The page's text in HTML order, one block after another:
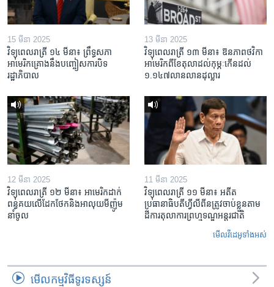
15 មីនា 2025
វិទ្យុពេលរាត្រី ១៤ មីនា៖ ព្រឹទ្ធសភា
អាមេរិកគ្រោងនឹងបញ្ចៀសការបិទ
រដ្ឋាភិបាល
13 មីនា 2025
វិទ្យុពេលរាត្រី ១៣ មីនា៖ ឱនភាព​ថវិកា​
អាមេរិក​ពី​ខែ​តុលា​ដល់​កុម្ភៈ​កើន​ដល់​
១.១៤៧​លានលាន​ដុល្លារ
12 មីនា 2025
វិទ្យុពេលរាត្រី ១២ មីនា៖ អាមេរិក​ដាក់​
ពន្ធគយ​លើ​ដែកថែក​និង​អាលុយ​មីញ៉ូម​
នាំចូល
11 មីនា 2025
វិទ្យុពេលរាត្រី ១១ មីនា៖ អតីត​
ប្រធានាធិបតីហ្វីលីពីន​ត្រូវ​ចាប់ខ្លួនតាម
ដីការ​តុលាការ​ព្រហ្មទណ្ឌ​អន្តរជាតិ
មើល​វីដេអូ​ទាំង​អស់
មើល​កម្មវិធី​ទូរទស្សន៍